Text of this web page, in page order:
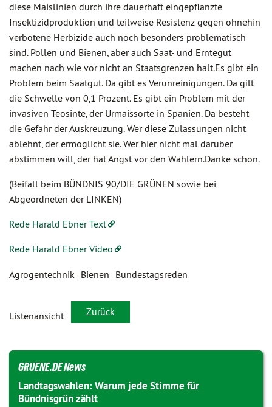
diese Maislinien durch ihre dauerhaft eingepflanzte
Insektizidproduktion und teilweise Resistenz gegen ohnehin
verbotene Herbizide auch noch besonders problematisch
sind. Pollen und Bienen, aber auch Saat- und Erntegut
machen nach wie vor nicht an Staatsgrenzen halt.Es gibt ein
Problem beim Saatgut. Da gibt es Verunreinigungen. Da gilt
die Schwelle von 0,1 Prozent. Es gibt ein Problem mit der
invasiven Teosinte, der Urmaissorte in Spanien. Da besteht
die Gefahr der Auskreuzung. Wer diese Zulassungen nicht
ablehnt, der ermöglicht sie. Wer hier nicht mal darüber
abstimmen will, der hat Angst vor den Wählern.Danke schön.
(Beifall beim BÜNDNIS 90/DIE GRÜNEN sowie bei
Abgeordneten der LINKEN)
Rede Harald Ebner Text
Rede Harald Ebner Video
Agrogentechnik Bienen Bundestagsreden
Listenansicht Zurück
GRUENE.DE News
Landtagswahlen: Warum jede Stimme für
Bündnisgrün zählt